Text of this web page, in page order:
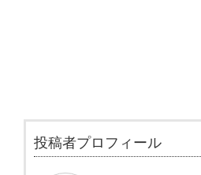
投稿者プロフィール